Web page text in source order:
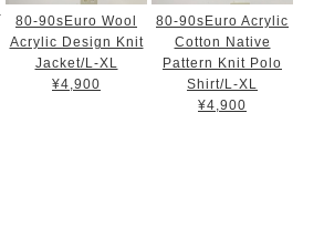
80-90sEuro Wool
Acrylic Design Knit
Jacket/L-XL
¥4,900
80-90sEuro Acrylic
Cotton Native
Pattern Knit Polo
Shirt/L-XL
¥4,900